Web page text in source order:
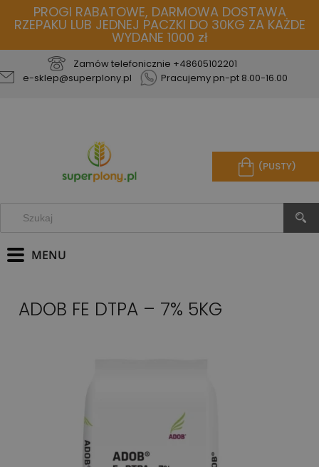
PROGI RABATOWE, DARMOWA DOSTAWA
RZEPAKU LUB JEDNEJ PACZKI DO 30KG ZA KAŻDE
WYDANE 1000 zł
Zamów telefonicznie +48605102201
e-sklep@superplony.pl
Pracujemy pn-pt 8.00-16.00
(PUSTY)
ADOB FE DTPA – 7% 5KG